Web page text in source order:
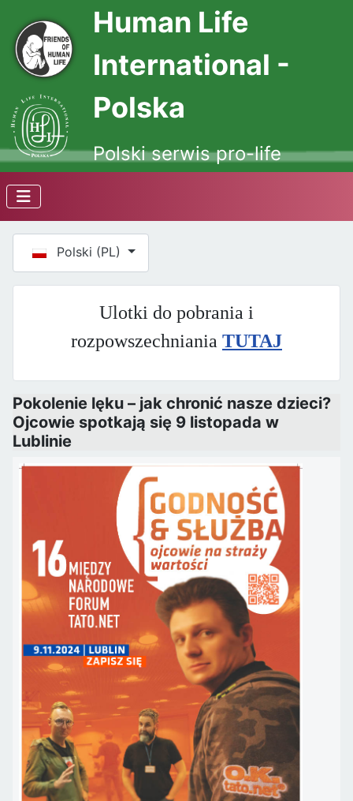
Human Life
International -
Polska
Polski serwis pro-life
Wybierz swój język
Polski (PL)
Ulotki do pobrania i
rozpowszechniania TUTAJ
Pokolenie lęku – jak chronić nasze dzieci?
Ojcowie spotkają się 9 listopada w
Lublinie